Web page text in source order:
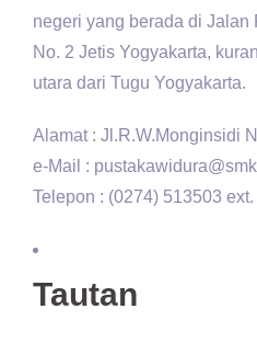
negeri yang berada di Jalan
No. 2 Jetis Yogyakarta,
utara dari Tugu Yogyakarta.
Alamat : Jl.R.W.Monginsidi
e-Mail :
Telepon : (0274) 513503 ext.
Tautan